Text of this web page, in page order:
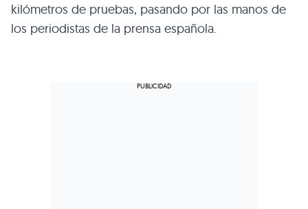
kilómetros de pruebas, pasando por las manos de
los periodistas de la prensa española.